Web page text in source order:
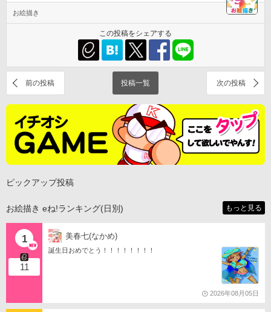
お絵描き
この投稿をシェアする
前の投稿 投稿一覧 次の投稿
ピックアップ投稿
お絵描き eね!ランキング(日別) もっと見る
1
11
美春七(なかめ)
誕生日おめでとう！！！！！！！！
2026年08月05日